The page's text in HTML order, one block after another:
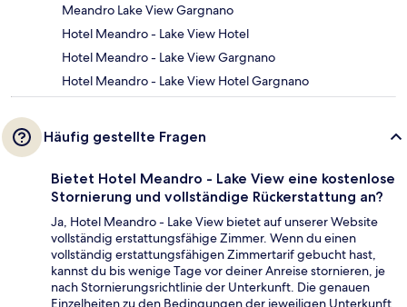
Meandro Lake View Gargnano
Hotel Meandro - Lake View Hotel
Hotel Meandro - Lake View Gargnano
Hotel Meandro - Lake View Hotel Gargnano
Häufig gestellte Fragen
Bietet Hotel Meandro - Lake View eine kostenlose
Stornierung und vollständige Rückerstattung an?
Ja, Hotel Meandro - Lake View bietet auf unserer Website
vollständig erstattungsfähige Zimmer. Wenn du einen
vollständig erstattungsfähigen Zimmertarif gebucht hast,
kannst du bis wenige Tage vor deiner Anreise stornieren, je
nach Stornierungsrichtlinie der Unterkunft. Die genauen
Einzelheiten zu den Bedingungen der jeweiligen Unterkunft